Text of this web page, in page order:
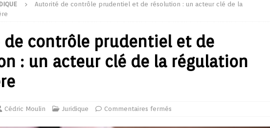
Autorité de contrôle prudentiel et de résolution : un acteur clé de la
contrôle prudentiel et de
: un acteur clé de la régulation
Cédric Moulin Juridique Commentaires fermés